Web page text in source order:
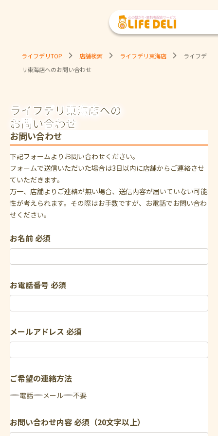
ライフデリTOP 店舗検索 ライフデリ東海店
ライフデ
リ東海店へのお問い合わせ
ライフデリ東海店への
お問い合わせ
お問い合わせ
下記フォームよりお問い合わせください。
フォームで送信いただいた場合は3日以内に店舗からご連絡させ
ていただきます。
万一、店舗よりご連絡が無い場合、送信内容が届いていない可能
性が考えられます。その際はお手数ですが、お電話でお問い合わ
せください。
お名前必須
お電話番号必須
メールアドレス 必須
ご希望の連絡方法
電話 メール 不要
お問い合わせ内容必須（20文字以上）